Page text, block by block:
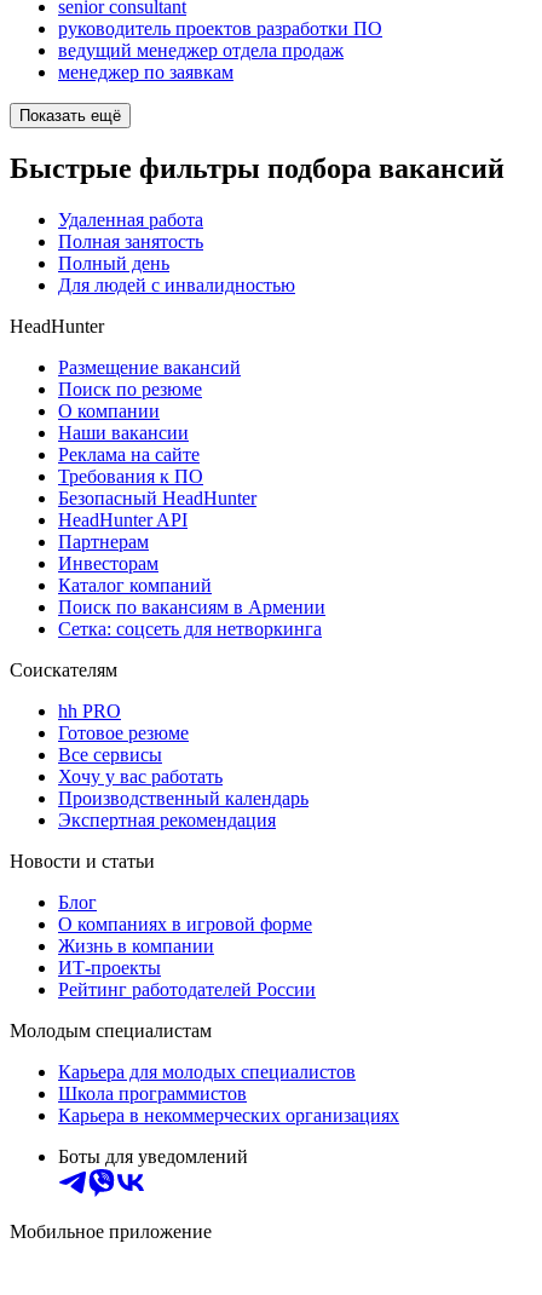
senior consultant
руководитель проектов разработки ПО
ведущий менеджер отдела продаж
менеджер по заявкам
Показать ещё
Быстрые фильтры подбора вакансий
Удаленная работа
Полная занятость
Полный день
Для людей с инвалидностью
HeadHunter
Размещение вакансий
Поиск по резюме
О компании
Наши вакансии
Реклама на сайте
Требования к ПО
Безопасный HeadHunter
HeadHunter API
Партнерам
Инвесторам
Каталог компаний
Поиск по вакансиям в Армении
Сетка: соцсеть для нетворкинга
Соискателям
hh PRO
Готовое резюме
Все сервисы
Хочу у вас работать
Производственный календарь
Экспертная рекомендация
Новости и статьи
Блог
О компаниях в игровой форме
Жизнь в компании
ИТ-проекты
Рейтинг работодателей России
Молодым специалистам
Карьера для молодых специалистов
Школа программистов
Карьера в некоммерческих организациях
Боты для уведомлений
Мобильное приложение